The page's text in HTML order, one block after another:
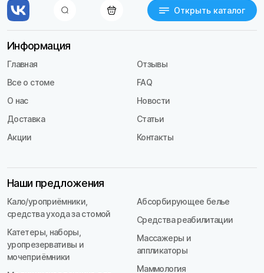
Открыть каталог
Информация
Главная
Все о стоме
О нас
Доставка
Акции
Отзывы
FAQ
Новости
Статьи
Контакты
Наши предложения
Кало/уроприёмники,
средства ухода за стомой
Катетеры, наборы,
уропрезервативы и
мочеприёмники
Абсорбирующее белье
Средства реабилитации
Массажеры и
аппликаторы
Маммология